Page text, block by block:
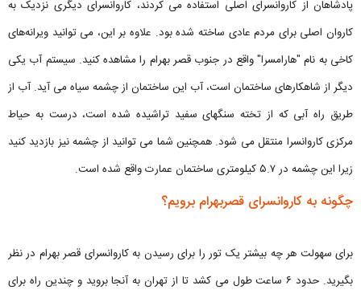
پادشاهان از کاروانسرای اصلی استفاده می کردند، کاروانسرای دیگری نزدیک به
کاروان اصلی برای مردم عادی ساخته شده بود. علاوه بر این، می توانید ویرانه‌های
کاخی به نام "هارامسرا" واقع در جنوب قصر بهرام را مشاهده کنید. سیستم آب یکی
دیگر از شاهکارهای ساختمان است، آب این ساختمان از چشمه سیاه می آید. آب از
طریق راه آبی که از تخته سنگهای سفید تراشیده شده است، درست به حیاط
مرکزی کاروانسرا منتقل می شود. همچنین شما می توانید از چشمه نیز بازدید کنید
زیرا این چشمه در ۵.۷ کیلومتری ساختمان عمارت واقع شده است.
چگونه به کاروانسرای قصربهرام برویم؟
برای سهولت هر چه بیشتر یک تور را برای رسیدن به کاروانسرای قصر بهرام در نظر
بگیرید. حدود ۶ ساعت طول می کشد تا از تهران به آنجا بروید و چندین راه برای